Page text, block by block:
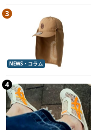
NEWS・コラム